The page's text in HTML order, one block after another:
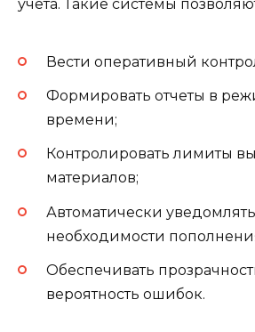
учета. Такие системы
Вести оперативный
Формировать отчеты в
времени;
Контролировать лимиты
материалов;
Автоматически
необходимости
Обеспечивать
вероятность ошибок.